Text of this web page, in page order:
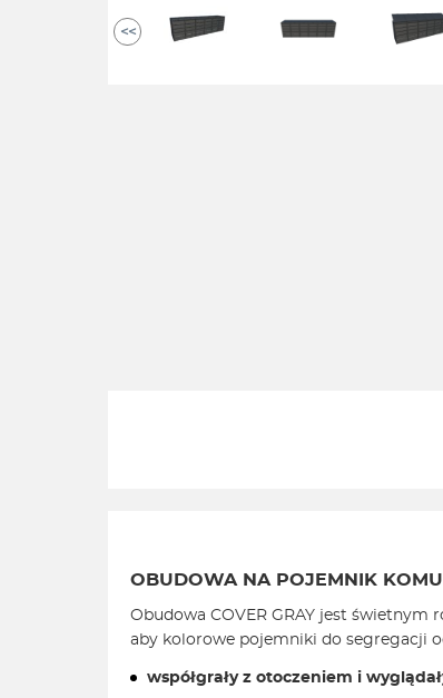
<<
OBUDOWA NA POJEMNIK
Obudowa COVER GRAY jest świetnym
aby kolorowe pojemniki do segregacji
współgrały z otoczeniem i